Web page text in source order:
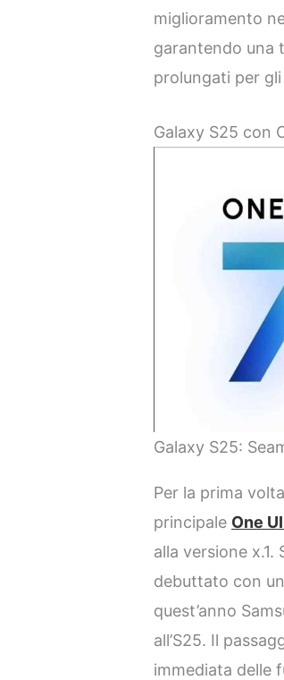
miglioramento
garantendo una
prolungati per
Galaxy S25 con
Galaxy S25:
Per la prima
principale One
alla versione
debuttato con
quest’anno
all’S25. Il
immediata delle